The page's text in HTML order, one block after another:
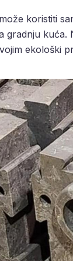
koristiti
gradnju
ekološki